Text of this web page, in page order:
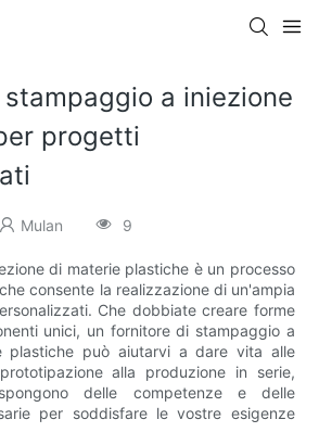
a iniezione
progetti
Mulan 9
di materie plastiche è un processo
consente la realizzazione di un'ampia
Che dobbiate creare forme
unici, un fornitore di stampaggio a
plastiche può aiutarvi a dare vita alle
alla produzione in serie,
delle competenze e delle
per soddisfare le vostre esigenze